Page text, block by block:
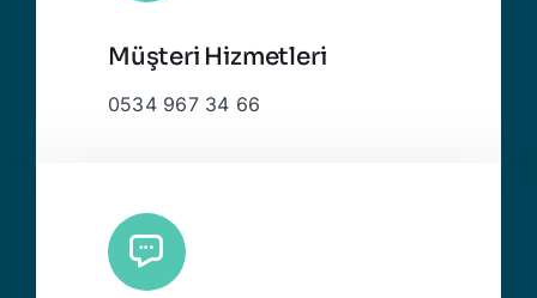
Müşteri Hizmetleri
0534 967 34 66